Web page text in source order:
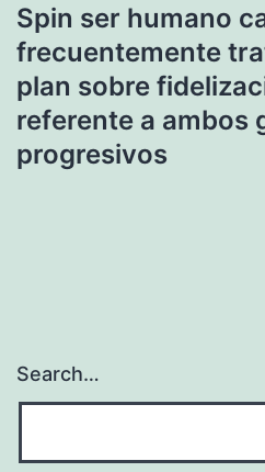
Spin ser humano
frecuentemente
plan sobre
referente a ambos
progresivos
Search…